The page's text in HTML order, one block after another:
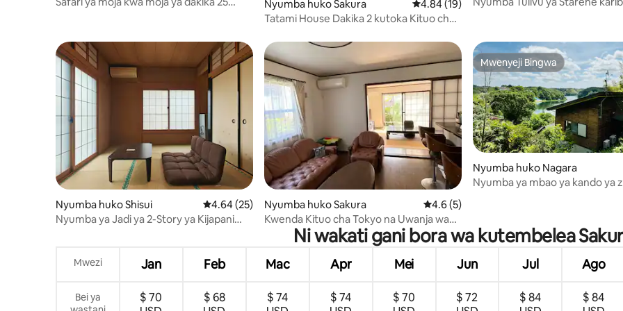
Sakura na maegesho yanapatikana. Jiko
kubwa, hadi watu 4, chumba cha
kukodisha na mkahawa ghorofa moja
chini
Nyumba huko Sakura Ukadiriaji wa wastani wa 4.84 kati ya 5,
4.84 (19)
Tatami House Dakika 2 kutoka Kituo cha
Naritasan Shinshoji Outlet, Uwanja wa
Ndege wa Narita) Bei ni ya kukodisha kwa
watu 1 hadi 8 kwa usiku mmoja
Nyumba huko Shisui Ukadiriaji wa wastani wa 4.64 kati ya 5, tathmini 25
4.64 (25)
Nyumba ya Jadi ya 2-Story ya Kijapani
Nyumba huko Sakura Ukadiriaji wa wastani wa 4.6 kati ya 5,
4.6 (5)
Kwenda Kituo cha Tokyo na Uwanja wa
Ndege wa Narita, hakuna mabadiliko ya
ndege
Mwenyeji Bingwa
Mwenyeji Bingwa
Nyumba huko Nagara
Nyumba ya mbao ya kando ya
Ni wakati gani bora wa kutembelea
Mwezi Jan Feb Mac Apr Mei Jun Jul Ago
Bei ya
$ 70
$ 68
$ 74
$ 74
$ 70
$ 72
$ 84
$ 84